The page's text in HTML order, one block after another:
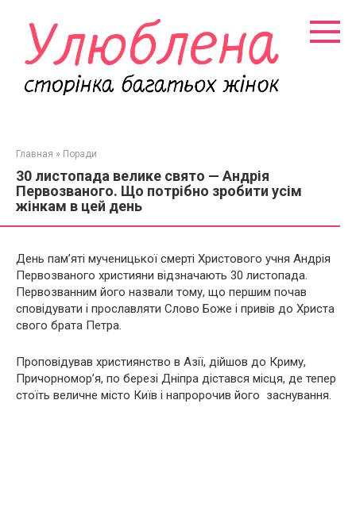
контенту
Главная » Поради
30 листопада велике свято — Андрія
Первозваного. Що потрібно зробити усім
жінкам в цей день
День пам’яті мученицької смерті Христового учня Андрія
Первозваного християни відзначають 30 листопада.
Первозванним його назвали тому, що першим почав
сповідувати і прославляти Слово Боже і привів до Христа
свого брата Петра.
Проповідував християнство в Азії, дійшов до Криму,
Причорномор’я, по березі Дніпра дістався місця, де тепер
стоїть величне місто Київ і напророчив його заснування.